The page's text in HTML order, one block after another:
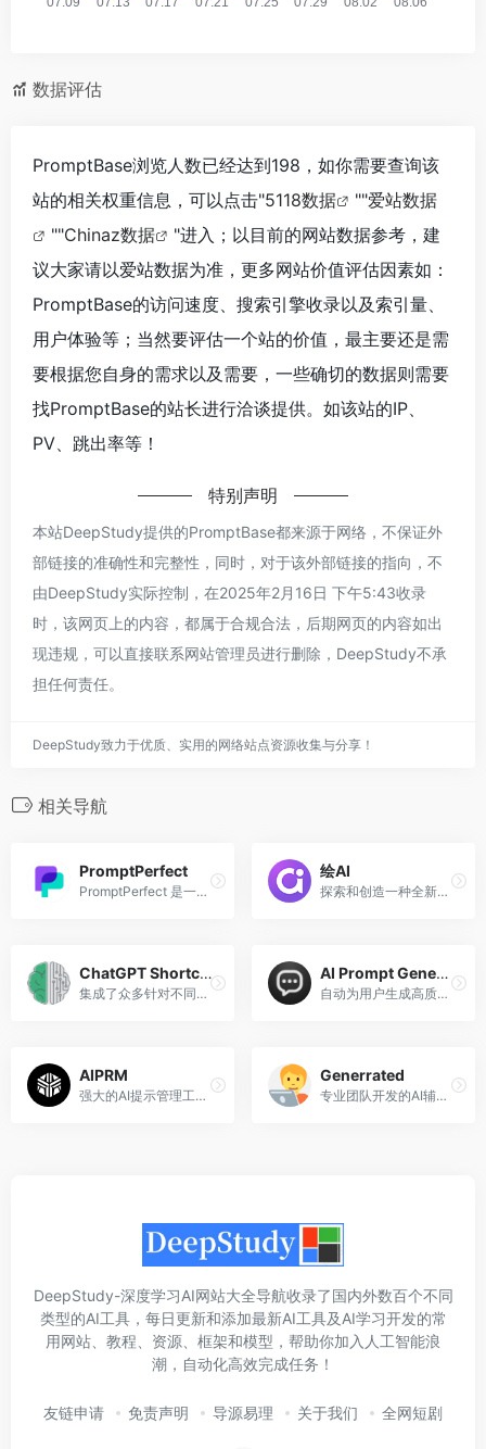
数据评估
PromptBase浏览人数已经达到198，如你需要查询该
站的相关权重信息，可以点击"5118数据 ""爱站数据
""Chinaz数据
"进入；以目前的网站数据参考，建
议大家请以爱站数据为准，更多网站价值评估因素如：
PromptBase的访问速度、搜索引擎收录以及索引量、
用户体验等；当然要评估一个站的价值，最主要还是需
要根据您自身的需求以及需要，一些确切的数据则需要
找PromptBase的站长进行洽谈提供。如该站的IP、
PV、跳出率等！
特别声明
本站DeepStudy提供的PromptBase都来源于网络，不保证外
部链接的准确性和完整性，同时，对于该外部链接的指向，不
由DeepStudy实际控制，在2025年2月16日 下午5:43收录
时，该网页上的内容，都属于合规合法，后期网页的内容如出
现违规，可以直接联系网站管理员进行删除，DeepStudy不承
担任何责任。
DeepStudy致力于优质、实用的网络站点资源收集与分享！
相关导航
PromptPerfect
PromptPerfect 是一款专业好用的提示词优化工具
绘AI
探索和创造一种全新的AI提示词
ChatGPT Shortcut
集成了众多针对不同专业领域和功能的快捷指令
AI Prompt Generator
自动为用户生成高质量的提示词或内容主题
AIPRM
强大的AI提示管理工具和社区驱动的提示词库
Generrated
专业团队开发的AI辅助工具
DeepStudy-深度学习AI网站大全导航收录了国内外数百个不同
类型的AI工具，每日更新和添加最新AI工具及AI学习开发的常
用网站、教程、资源、框架和模型，帮助你加入人工智能浪
潮，自动化高效完成任务！
友链申请 免责声明 导源易理 关于我们 全网短剧